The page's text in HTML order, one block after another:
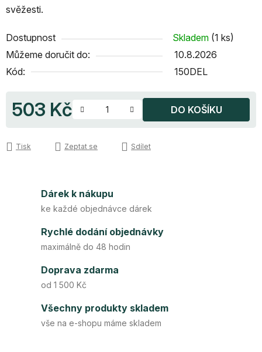
svěžesti.
Dostupnost Skladem (1 ks)
Můžeme doručit do:
10.8.2026
Kód:
150DEL
503 Kč DO KOŠÍKU
Tisk Zeptat se Sdílet
Dárek k nákupu
ke každé objednávce dárek
Rychlé dodání objednávky
maximálně do 48 hodin
Doprava zdarma
od 1 500 Kč
Všechny produkty skladem
vše na e-shopu máme skladem